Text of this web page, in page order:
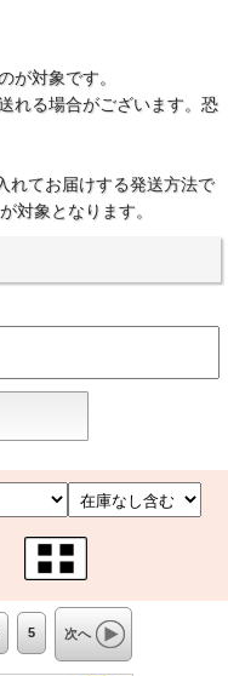
が対象です。
れる場合がございます。恐
れてお届けする発送方法で
対象となります。
5 次へ